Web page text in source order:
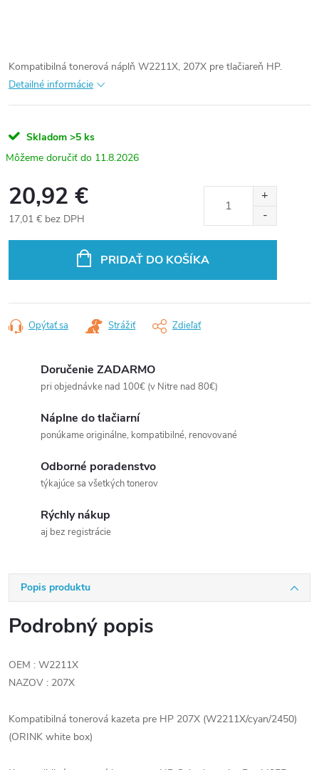
Kompatibilná tonerová náplň W2211X, 207X pre tlačiareň HP.
Detailné informácie
Skladom >5 ks
11.8.2026
20,92 €
17,01 € bez DPH
PRIDAŤ DO KOŠÍKA
Opýtať sa Strážiť Zdieľať
Doručenie ZADARMO
pri objednávke nad 100€ (v Nitre nad 80€)
Náplne do tlačiarní
ponúkame originálne, kompatibilné, renovované
Odborné poradenstvo
týkajúce sa všetkých tonerov
Rýchly nákup
aj bez registrácie
Popis produktu
Podrobný popis
OEM : W2211X
NAZOV : 207X
Kompatibilná tonerová kazeta pre HP 207X (W2211X/cyan/2450)
(ORINK white box)